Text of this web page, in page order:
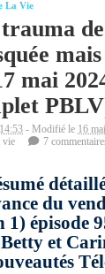
La Vie
mai
- Modifié le 16
vie 7
du
1) épisode
et